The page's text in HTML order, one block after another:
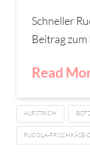
Schneller
Beitrag zum
Read
AUFSTRICH
RUCOLA-FRISCHKÄSE-